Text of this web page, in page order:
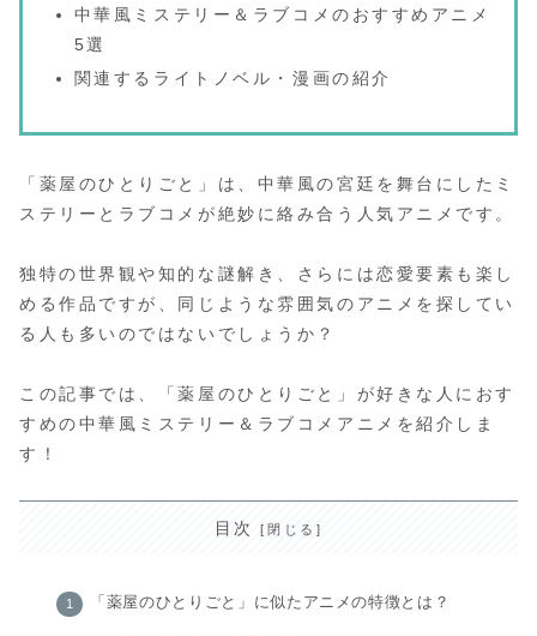
中華風ミステリー＆ラブコメのおすすめアニメ
5選
関連するライトノベル・漫画の紹介
「薬屋のひとりごと」は、中華風の宮廷を舞台にしたミ
ステリーとラブコメが絶妙に絡み合う人気アニメです。
独特の世界観や知的な謎解き、さらには恋愛要素も楽し
める作品ですが、同じような雰囲気のアニメを探してい
る人も多いのではないでしょうか？
この記事では、「薬屋のひとりごと」が好きな人におす
すめの中華風ミステリー＆ラブコメアニメを紹介しま
す！
目次
「薬屋のひとりごと」に似たアニメの特徴とは？